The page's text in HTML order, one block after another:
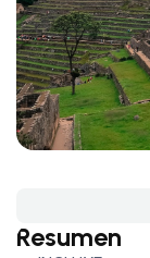
Resumen